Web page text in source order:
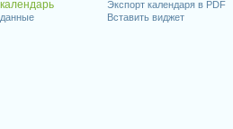
календарь
данные
Экспорт календаря в PDF
Вставить виджет